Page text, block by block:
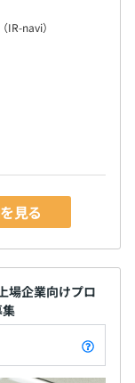
スクの難易度と
ドなども考慮
20名
IR-navi）
見る
場企業向けプロ